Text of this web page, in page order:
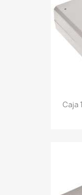
Caja